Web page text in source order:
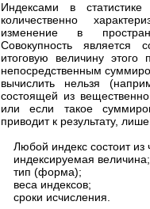
Индексами в
количественно
изменение в
Совокупность является
итоговую величину этого
непосредственным
вычислить нельзя
состоящей из
или если такое
приводит к результату,
Любой индекс состоит из
индексируемая величина;
тип (форма);
веса индексов;
сроки исчисления.